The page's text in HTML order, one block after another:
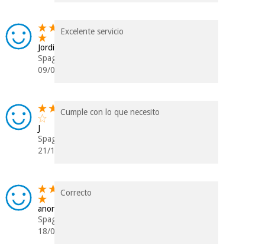
Jordi
Spagna
09/01/2026
Excelente servicio
J
Spagna
21/12/2024
Cumple con lo que necesito
anonimo
Spagna
18/08/2024
Correcto